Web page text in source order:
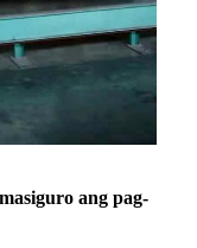
ang pag-